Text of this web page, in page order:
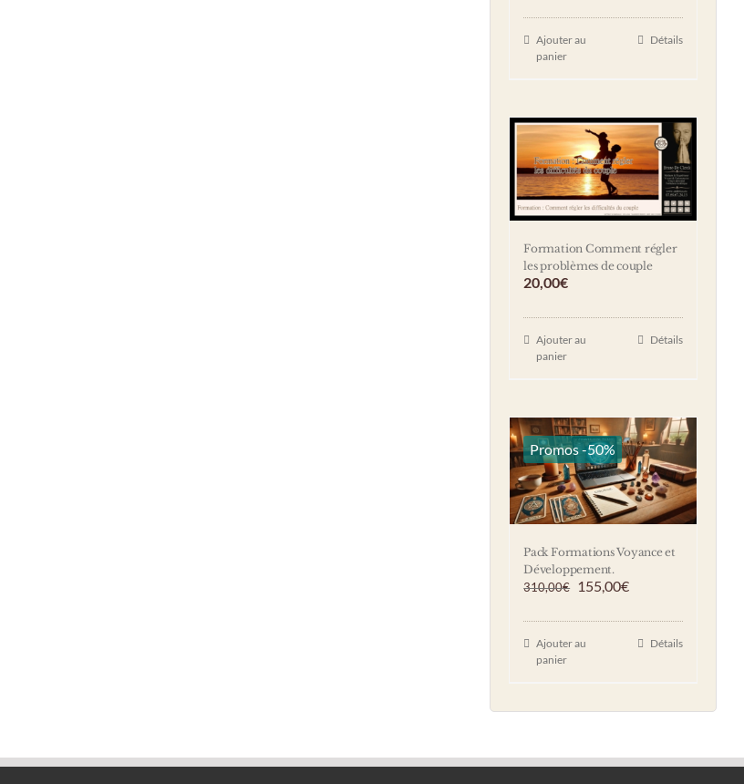
Ajouter au
panier
Détails
Formation Comment régler
les problèmes de couple
20,00€
Ajouter au
panier
Détails
Promos -50%
Pack Formations Voyance et
Développement.
310,00€
Le
initial
155,00€Le
actuel
est :
Ajouter au
panier
Détails